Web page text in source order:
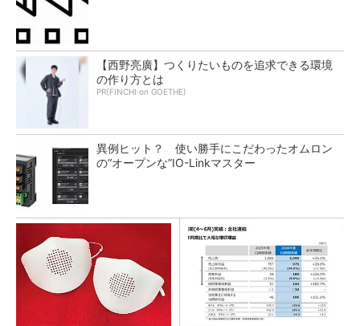
【西野亮廣】つくりたいものを追求できる環境
の作り方とは
PR(FINCHI on GOETHE)
異例ヒット？ 使い勝手にこだわったオムロン
の“オープンな”IO-Linkマスター